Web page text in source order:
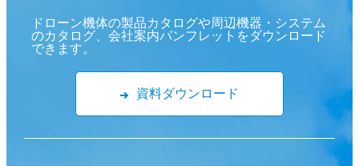
ドローン機体の製品カタログや周辺機器・システム
のカタログ、会社案内パンフレットをダウンロード
できます。
資料ダウンロード